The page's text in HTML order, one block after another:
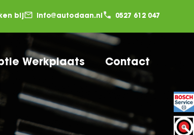
bij info@autodaan.nl 0527 612 047
Werkplaats Contact